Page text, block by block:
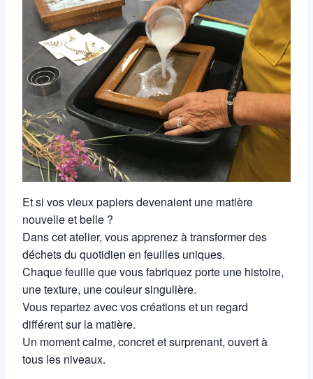
Et si vos vieux papiers devenaient une matière
nouvelle et belle ?
Dans cet atelier, vous apprenez à transformer des
déchets du quotidien en feuilles uniques.
Chaque feuille que vous fabriquez porte une histoire,
une texture, une couleur singulière.
Vous repartez avec vos créations et un regard
différent sur la matière.
Un moment calme, concret et surprenant, ouvert à
tous les niveaux.